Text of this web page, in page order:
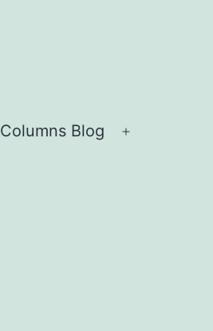
Columns Blog